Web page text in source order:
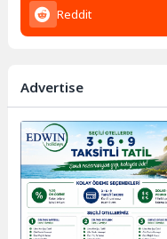
Reddit
Advertise